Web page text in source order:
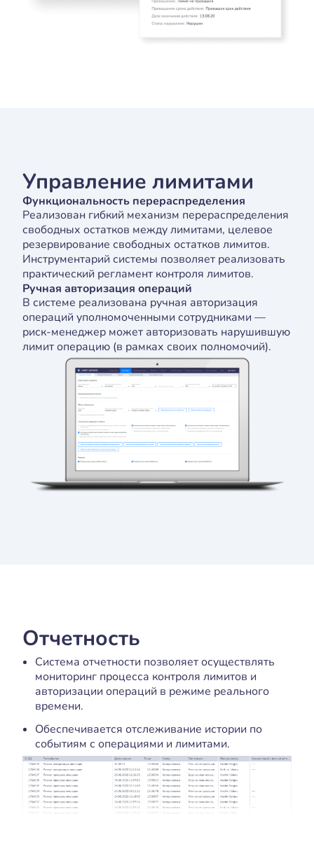
Управление лимитами
Функциональность перераспределения
Реализован гибкий механизм перераспределения
свободных остатков между лимитами, целевое
резервирование свободных остатков лимитов.
Инструментарий системы позволяет реализовать
практический регламент контроля лимитов.
Ручная авторизация операций
В системе реализована ручная авторизация
операций уполномоченными сотрудниками —
риск-менеджер может авторизовать нарушившую
лимит операцию (в рамках своих полномочий).
Отчетность
Система отчетности позволяет осуществлять
мониторинг процесса контроля лимитов и
авторизации операций в режиме реального
времени.
Обеспечивается отслеживание истории по
событиям с операциями и лимитами.